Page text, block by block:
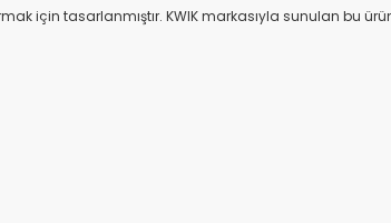
için tasarlanmıştır. KWIK markasıyla sunulan bu